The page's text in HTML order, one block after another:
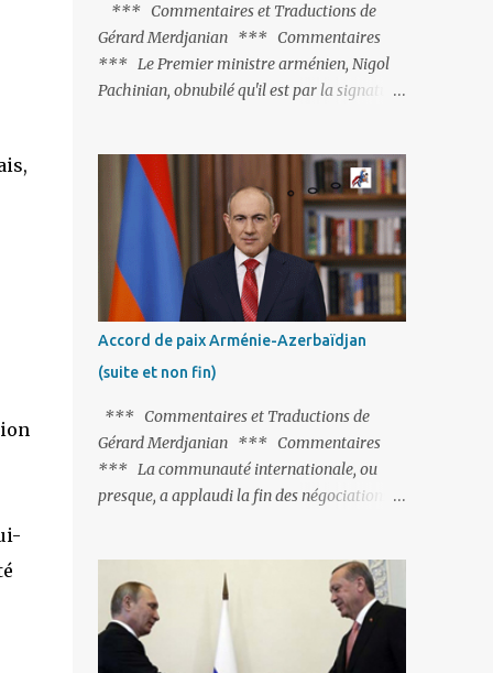
*** Commentaires et Traductions de
Gérard Merdjanian *** Commentaires
*** Le Premier ministre arménien, Nigol
Pachinian, obnubilé qu'il est par la signature
fort avisé de lire les fables de Jean de La
Fontaine et plus particulièrement, « Le
Chien qui lâche sa proie pour l'ombre ».
C'est hélas fort peu probable ; l'Histoire ou la
Littérature ne sont pas ses points forts, pas
plus d'ailleurs que les négociations avec le
tandem turco-azéri. Faisant fi de tout ce qui
précède la chute de l'URSS, il est
exclusivement intéressé par ce qu'il nomme
« l'Arménie réelle ». Même les trois
présidents qu'ils l'ont précédés ne trouvent
pas grâce à ses yeux, les traitant de tous les
noms, avant de les traîner en justice. Et
arménienne, les...
Accord de paix Arménie-Azerbaïdjan
(suite et non fin)
*** Commentaires et Traductions de
Gérard Merdjanian *** Commentaires
*** La communauté internationale, ou
presque, a applaudi la fin des négociations
plus qu’à le finaliser. Oui, mais… Rappelons
que le projet d'accord de paix comprend 17
articles, dont 15 avaient déjà fait l'objet d'un
accord. Les deux points non résolus portaient